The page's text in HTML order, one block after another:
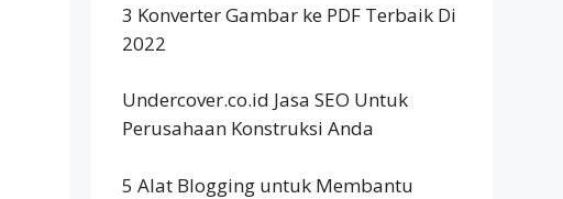
3 Konverter Gambar ke PDF Terbaik Di
2022
Undercover.co.id Jasa SEO Untuk
Perusahaan Konstruksi Anda
5 Alat Blogging untuk Membantu